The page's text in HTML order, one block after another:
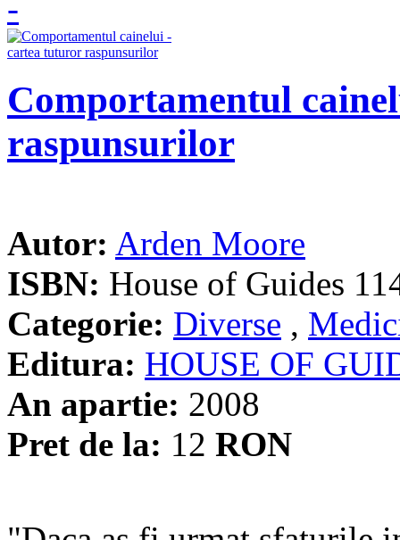
Comportamentul
raspunsurilor
Autor: Arden Moore
ISBN: House of Guides
Categorie: Diverse ,
Editura: HOUSE OF
An apartie: 2008
Pret de la: 12 RON